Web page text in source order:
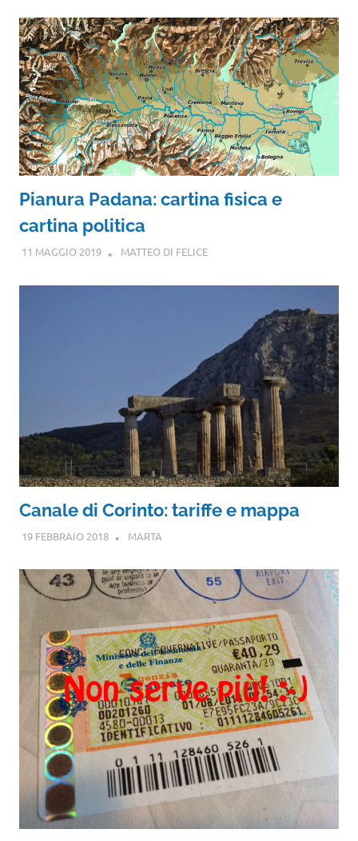
Pianura Padana: cartina fisica e
cartina politica
11 MAGGIO 2019 MATTEO DI FELICE
Canale di Corinto: tariffe e mappa
19 FEBBRAIO 2018 MARTA